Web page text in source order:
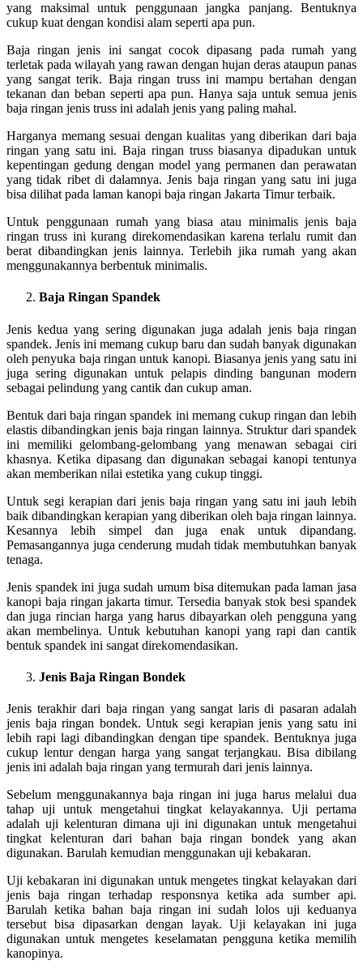
yang maksimal untuk penggunaan jangka panjang. Bentuknya
cukup kuat dengan kondisi alam seperti apa pun.
Baja ringan jenis ini sangat cocok dipasang pada rumah yang
terletak pada wilayah yang rawan dengan hujan deras ataupun panas
yang sangat terik. Baja ringan truss ini mampu bertahan dengan
tekanan dan beban seperti apa pun. Hanya saja untuk semua jenis
baja ringan jenis truss ini adalah jenis yang paling mahal.
Harganya memang sesuai dengan kualitas yang diberikan dari baja
ringan yang satu ini. Baja ringan truss biasanya dipadukan untuk
kepentingan gedung dengan model yang permanen dan perawatan
yang tidak ribet di dalamnya. Jenis baja ringan yang satu ini juga
bisa dilihat pada laman kanopi baja ringan Jakarta Timur terbaik.
Untuk penggunaan rumah yang biasa atau minimalis jenis baja
ringan truss ini kurang direkomendasikan karena terlalu rumit dan
berat dibandingkan jenis lainnya. Terlebih jika rumah yang akan
menggunakannya berbentuk minimalis.
Baja Ringan Spandek
Jenis kedua yang sering digunakan juga adalah jenis baja ringan
spandek. Jenis ini memang cukup baru dan sudah banyak digunakan
oleh penyuka baja ringan untuk kanopi. Biasanya jenis yang satu ini
juga sering digunakan untuk pelapis dinding bangunan modern
sebagai pelindung yang cantik dan cukup aman.
Bentuk dari baja ringan spandek ini memang cukup ringan dan lebih
elastis dibandingkan jenis baja ringan lainnya. Struktur dari spandek
ini memiliki gelombang-gelombang yang menawan sebagai ciri
khasnya. Ketika dipasang dan digunakan sebagai kanopi tentunya
akan memberikan nilai estetika yang cukup tinggi.
Untuk segi kerapian dari jenis baja ringan yang satu ini jauh lebih
baik dibandingkan kerapian yang diberikan oleh baja ringan lainnya.
Kesannya lebih simpel dan juga enak untuk dipandang.
Pemasangannya juga cenderung mudah tidak membutuhkan banyak
tenaga.
Jenis spandek ini juga sudah umum bisa ditemukan pada laman jasa
kanopi baja ringan jakarta timur. Tersedia banyak stok besi spandek
dan juga rincian harga yang harus dibayarkan oleh pengguna yang
akan membelinya. Untuk kebutuhan kanopi yang rapi dan cantik
bentuk spandek ini sangat direkomendasikan.
Jenis Baja Ringan Bondek
Jenis terakhir dari baja ringan yang sangat laris di pasaran adalah
jenis baja ringan bondek. Untuk segi kerapian jenis yang satu ini
lebih rapi lagi dibandingkan dengan tipe spandek. Bentuknya juga
cukup lentur dengan harga yang sangat terjangkau. Bisa dibilang
jenis ini adalah baja ringan yang termurah dari jenis lainnya.
Sebelum menggunakannya baja ringan ini juga harus melalui dua
tahap uji untuk mengetahui tingkat kelayakannya. Uji pertama
adalah uji kelenturan dimana uji ini digunakan untuk mengetahui
tingkat kelenturan dari bahan baja ringan bondek yang akan
digunakan. Barulah kemudian menggunakan uji kebakaran.
Uji kebakaran ini digunakan untuk mengetes tingkat kelayakan dari
jenis baja ringan terhadap responsnya ketika ada sumber api.
Barulah ketika bahan baja ringan ini sudah lolos uji keduanya
tersebut bisa dipasarkan dengan layak. Uji kelayakan ini juga
digunakan untuk mengetes keselamatan pengguna ketika memilih
kanopinya.